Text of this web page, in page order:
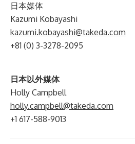
日本媒体
Kazumi Kobayashi
kazumi.kobayashi@takeda.com
+81 (0) 3-3278-2095
日本以外媒体
Holly Campbell
holly.campbell@takeda.com
+1 617-588-9013